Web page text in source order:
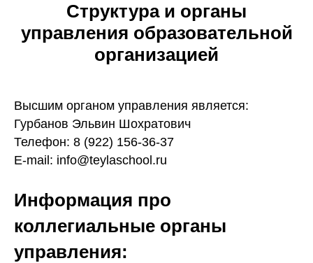
Структура и органы
управления образовательной
организацией
Высшим органом управления является:
Гурбанов Эльвин Шохратович
Телефон: 8 (922) 156-36-37
E-mail: info@teylaschool.ru
Информация про
коллегиальные органы
управления: